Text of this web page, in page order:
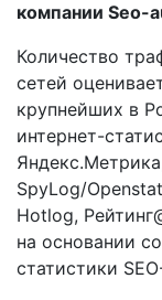
компании Seo-
Количество
сетей
крупнейших в
интернет-
SpyLog/
Hotlog,
на основании
статистики